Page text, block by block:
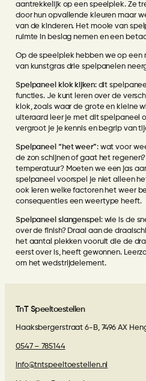
aantrekkelijk op een speelplek. Ze
door hun opvallende kleuren maar
van de kinderen. Het mooie van
ruimte in beslag nemen en een
Op de speelplek hebben we op een
van kunstgras drie spelpanelen
Spelpaneel klok kijken: dit
functies. Je kunt leren over de
klok, zoals waar de grote en kleine
uiteraard leer je met dit spelpaneel
vergroot je je kennis en begrip van
Spelpaneel “het weer”: wat voor
de zon schijnen of gaat het
temperatuur? Moeten we een jas
spelpaneel voorspel je niet alleen
ook leren welke factoren het weer
consequenties een weertype heeft.
Spelpaneel slangenspel : wie is de
over de finish? Draai aan de
het aantal plekken vooruit die de
eerst over is, heeft gewonnen.
om het wedstrijdelement.
TnT Speeltoestellen
Haaksbergerstraat 6-B, 7496 AX
0547 – 785144
info@tntspeeltoestellen.nl